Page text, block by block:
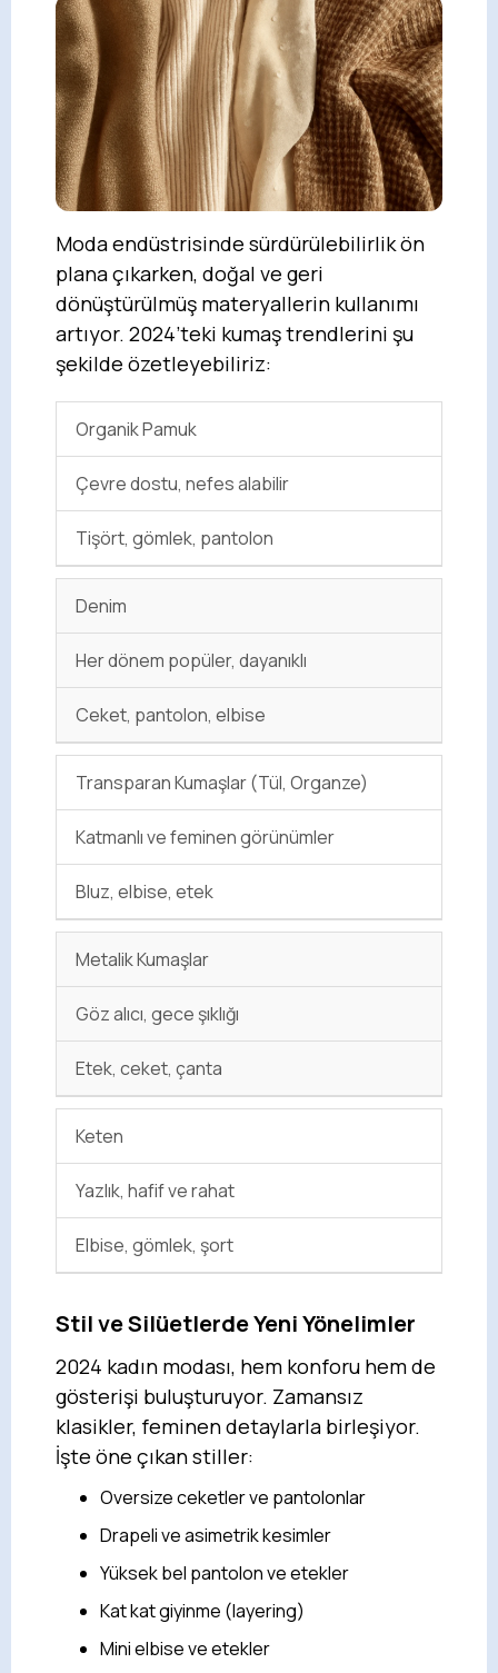
Moda endüstrisinde sürdürülebilirlik ön
plana çıkarken, doğal ve geri
dönüştürülmüş materyallerin kullanımı
artıyor. 2024’teki kumaş trendlerini şu
şekilde özetleyebiliriz:
Organik Pamuk
Çevre dostu, nefes alabilir
Tişört, gömlek, pantolon
Denim
Her dönem popüler, dayanıklı
Ceket, pantolon, elbise
Transparan Kumaşlar (Tül, Organze)
Katmanlı ve feminen görünümler
Bluz, elbise, etek
Metalik Kumaşlar
Göz alıcı, gece şıklığı
Etek, ceket, çanta
Keten
Yazlık, hafif ve rahat
Elbise, gömlek, şort
Stil ve Silüetlerde Yeni Yönelimler
2024 kadın modası, hem konforu hem de
gösterişi buluşturuyor. Zamansız
klasikler, feminen detaylarla birleşiyor.
İşte öne çıkan stiller:
Oversize ceketler ve pantolonlar
Drapeli ve asimetrik kesimler
Yüksek bel pantolon ve etekler
Kat kat giyinme (layering)
Mini elbise ve etekler